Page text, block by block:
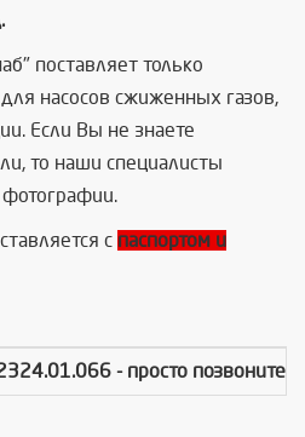
поставляет только
для насосов сжиженных газов,
Если Вы не знаете
то наши специалисты
фотографии.
с паспортом и
- просто позвоните